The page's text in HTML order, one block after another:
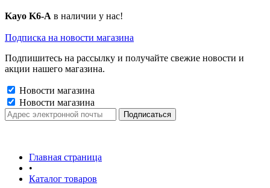
Kayo K6-A в наличии у нас!
Подписка на новости магазина
Подпишитесь на рассылку и получайте свежие новости и
акции нашего магазина.
Новости магазина
Новости магазина
Главная страница
•
Каталог товаров